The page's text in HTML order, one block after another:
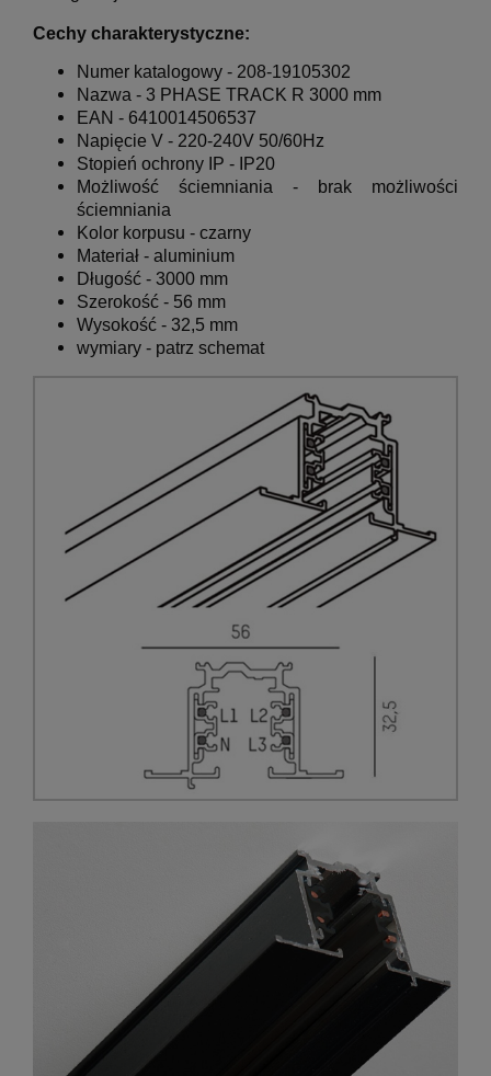
Cechy charakterystyczne:
Numer katalogowy - 208-19105302
Nazwa - 3 PHASE TRACK R 3000 mm
EAN - 6410014506537
Napięcie V - 220-240V 50/60Hz
Stopień ochrony IP - IP20
Możliwość ściemniania - brak możliwości
ściemniania
Kolor korpusu - czarny
Materiał - aluminium
Długość - 3000 mm
Szerokość - 56 mm
Wysokość - 32,5 mm
wymiary - patrz schemat